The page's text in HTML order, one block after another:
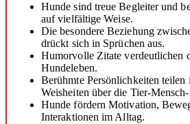
Hunde sind treue Begleiter und
auf vielfältige Weise.
Die besondere Beziehung
drückt sich in Sprüchen aus.
Humorvolle Zitate verdeutlichen
Hundeleben.
Berühmte Persönlichkeiten teilen
Weisheiten über die Tier-
Hunde fördern Motivation,
Interaktionen im Alltag.